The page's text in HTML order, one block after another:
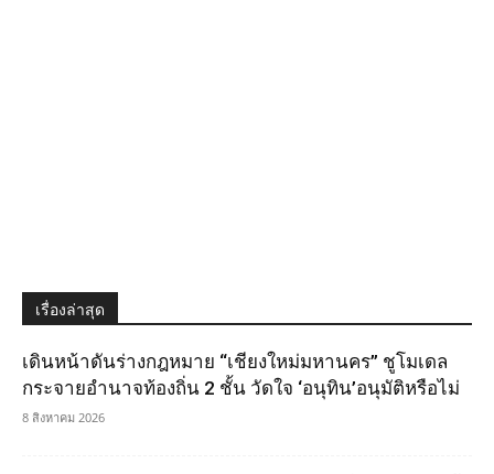
เรื่องล่าสุด
เดินหน้าดันร่างกฎหมาย “เชียงใหม่มหานคร” ชูโมเดล
กระจายอำนาจท้องถิ่น 2 ชั้น วัดใจ ‘อนุทิน’อนุมัติหรือไม่
8 สิงหาคม 2026